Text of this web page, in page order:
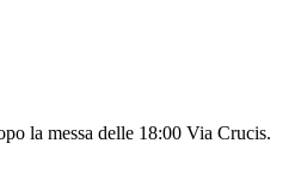
la messa delle 18:00 Via Crucis.